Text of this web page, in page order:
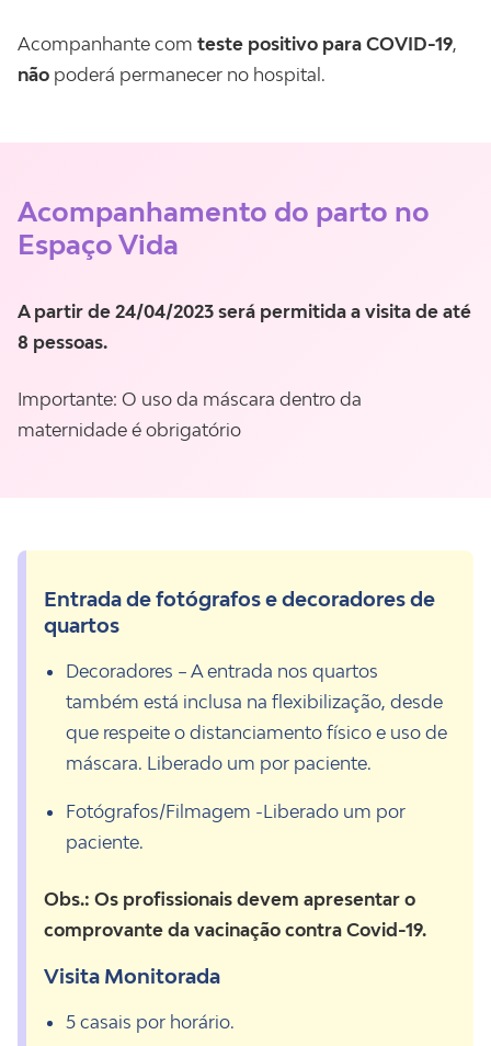
Acompanhante com teste positivo para COVID-19,
não poderá permanecer no hospital.
Acompanhamento do parto no
Espaço Vida
A partir de 24/04/2023 será permitida a visita de até
8 pessoas.
Importante: O uso da máscara dentro da
maternidade é obrigatório
Entrada de fotógrafos e decoradores de
quartos
Decoradores – A entrada nos quartos
também está inclusa na flexibilização, desde
que respeite o distanciamento físico e uso de
máscara. Liberado um por paciente.
Fotógrafos/Filmagem -Liberado um por
paciente.
Obs.: Os profissionais devem apresentar o
comprovante da vacinação contra Covid-19.
Visita Monitorada
5 casais por horário.